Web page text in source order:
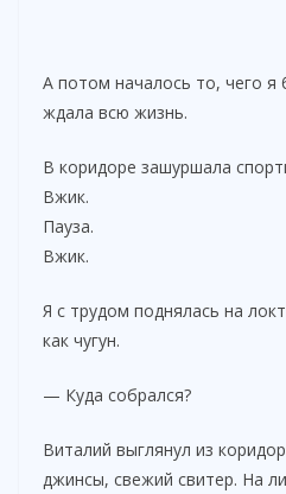
А потом началось то, чего я
ждала всю жизнь.
В коридоре зашуршала
Вжик.
Пауза.
Вжик.
Я с трудом поднялась на
как чугун.
— Куда собрался?
Виталий выглянул из
джинсы, свежий свитер. На